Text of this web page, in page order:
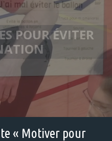
POUR ÉVITER
« Motiver pour